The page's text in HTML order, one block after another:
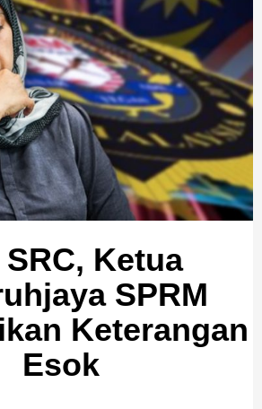
Ketua
SPRM
Keterangan
Esok